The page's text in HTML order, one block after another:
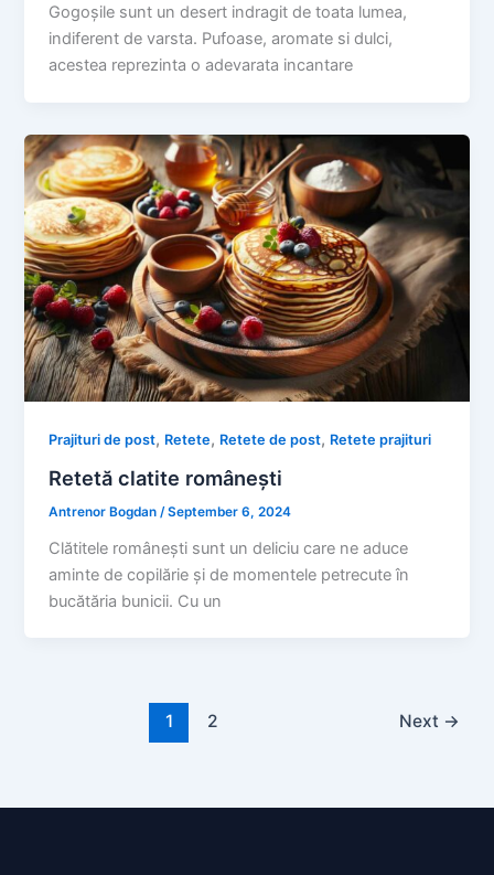
Gogoșile sunt un desert indragit de toata lumea,
indiferent de varsta. Pufoase, aromate si dulci,
acestea reprezinta o adevarata incantare
Prajituri de post, Retete, Retete de post, Retete prajituri
Retetă clatite românești
Antrenor Bogdan /September 6, 2024
Clătitele românești sunt un deliciu care ne aduce
aminte de copilărie și de momentele petrecute în
bucătăria bunicii. Cu un
1 2 Next →